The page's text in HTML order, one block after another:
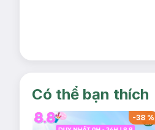
Có thể bạn thích
-38%